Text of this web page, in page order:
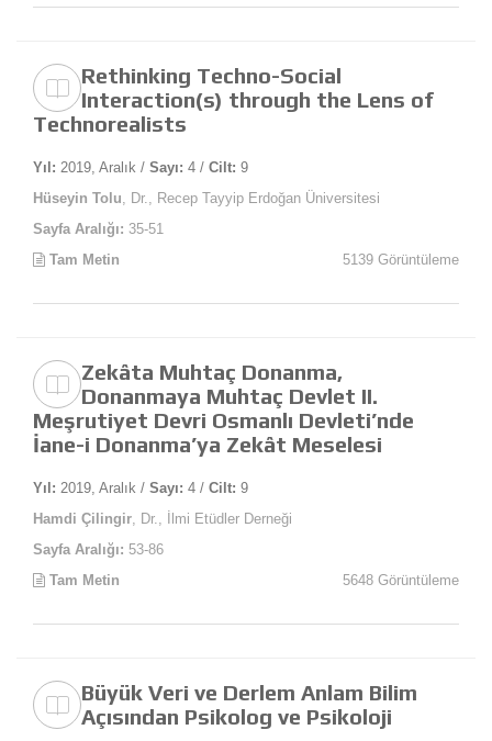
Rethinking Techno-Social
Interaction(s) through the Lens of
Technorealists
Yıl: 2019, Aralık / Sayı: 4 / Cilt: 9
Hüseyin Tolu , Dr., Recep Tayyip Erdoğan Üniversitesi
Sayfa Aralığı: 35-51
Tam Metin
5139 Görüntüleme
Zekâta Muhtaç Donanma,
Donanmaya Muhtaç Devlet II.
Meşrutiyet Devri Osmanlı Devleti’nde
İane-i Donanma’ya Zekât Meselesi
Yıl: 2019, Aralık / Sayı: 4 / Cilt: 9
Hamdi Çilingir , Dr., İlmi Etüdler Derneği
Sayfa Aralığı: 53-86
Tam Metin
5648 Görüntüleme
Büyük Veri ve Derlem Anlam Bilim
Açısından Psikolog ve Psikoloji